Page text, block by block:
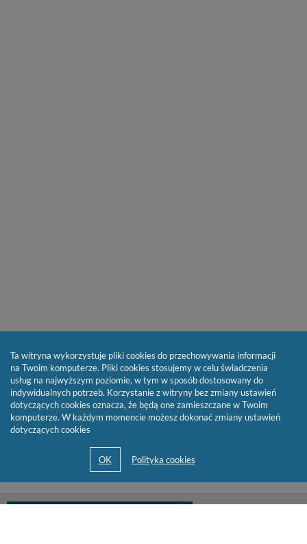
Ta witryna wykorzystuje pliki cookies do przechowywania informacji
na Twoim komputerze. Pliki cookies stosujemy w celu świadczenia
usług na najwyższym poziomie, w tym w sposób dostosowany do
indywidualnych potrzeb. Korzystanie z witryny bez zmiany ustawień
dotyczących cookies oznacza, że będą one zamieszczane w Twoim
komputerze. W każdym momencie możesz dokonać zmiany ustawień
dotyczących cookies